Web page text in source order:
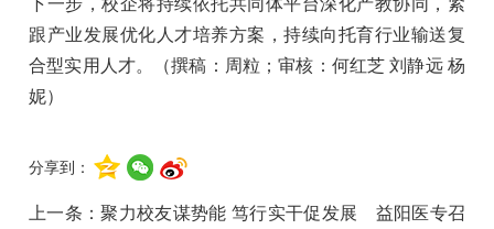
下一步，校企将持续依托共同体平台深化产教协同，紧
跟产业发展优化人才培养方案，持续向托育行业输送复
合型实用人才。（撰稿：周粒；审核：何红芝 刘静远 杨
妮）
分享到：
上一条：聚力校友谋势能 笃行实干促发展 益阳医专召